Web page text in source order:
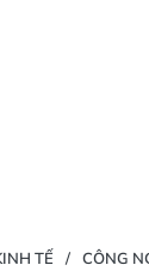
TẾ CÔNG